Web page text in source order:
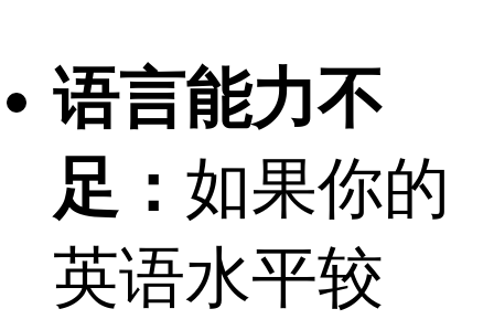
语言能力不
足： 如果你的
英语水平较